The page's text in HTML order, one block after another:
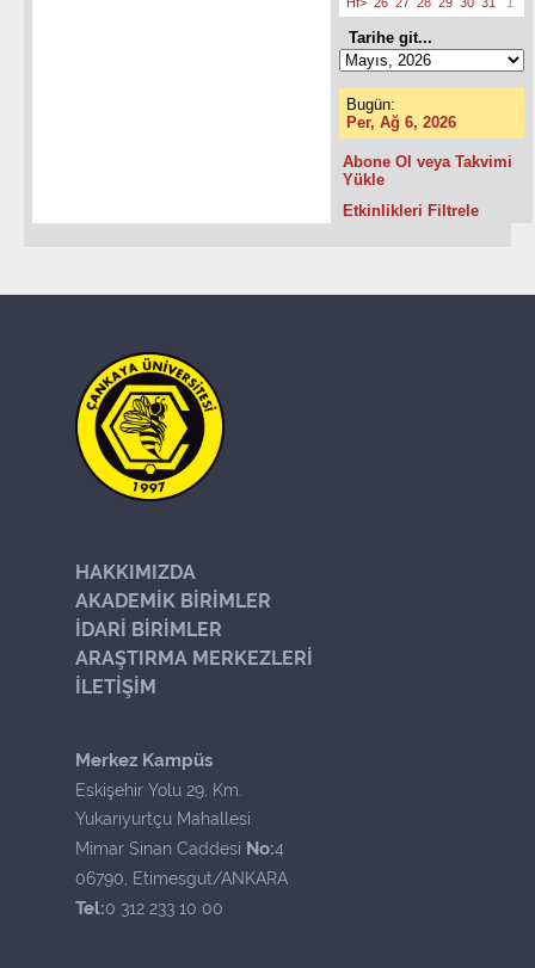
Tarihe git...
Bugün:
Per, Ağ 6, 2026
Abone Ol veya Takvimi
Yükle
Etkinlikleri Filtrele
HAKKIMIZDA
AKADEMİK BİRİMLER
İDARİ BİRİMLER
ARAŞTIRMA MERKEZLERİ
İLETİŞİM
Merkez Kampüs
Eskişehir Yolu 29. Km.
Yukarıyurtçu Mahallesi
Mimar Sinan Caddesi No:4
06790, Etimesgut/ANKARA
Tel:0 312 233 10 00